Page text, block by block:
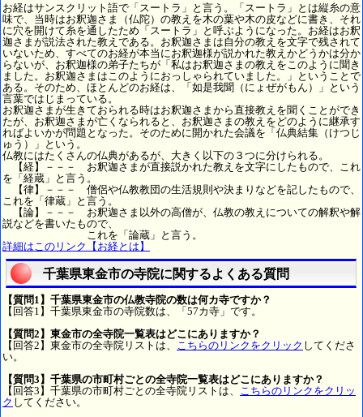
お経はサンスクリット語で「スートラ」と言う。「スートラ」とは縦糸の意
味で、当時はお釈迦さま（仏陀）の教えを木の葉や木の皮などに書き、それ
に穴を開けて糸を通したため「スートラ」と呼ぶようになった。お経はお釈
迦さまが説法された教えである。お釈迦さまは自分の教えを文字で残されて
いないため、すべてのお経が本当にお釈迦様が説かれた教えかどうかは分か
らないが、お釈迦様の弟子たちが「私はお釈迦さまの教えをこのように聞き
ました。お釈迦さまはこのようにおっしゃられていました。」ということで
ある。そのため、ほとんどのお経は、「如是我聞（にょぜがもん）」という
言葉ではじまっている。
お釈迦さまが生きておられる時はお釈迦さまから直接教えを聞くことができ
たが、お釈迦さまが亡くなられると、お釈迦さまの教えをどのように継承す
ればよいかが問題となった。そのために開かれた会議を「仏典結集（けつじ
ゅう）」という。
仏教にはたくさんの仏典があるが、大きく以下の３つに分けられる。
【経】－－－ お釈迦さまが直接説かれた教えを文字にしたもので、これ
を「経蔵」と言う。
【律】－－－ 僧侶や仏教教団の生活規則や決まりなどを記したもので、
これを「律蔵」と言う。
【論】－－－ お釈迦さま以外の高僧が、仏教の教えについての解釈や解
説などを書いたもので、
これを「論蔵」と言う。
詳細はこのリンク【お経とは】
千葉県東金市の寺院に関するよくある質問
【質問1】千葉県東金市の仏教寺院の数は何カ寺ですか？
【回答1】千葉県東金市の寺院数は、「57カ寺」です。
【質問2】東金市の全寺院一覧表はどこにありますか？
【回答2】東金市の全寺院リストは、
こちらのリンクをクリック してくださ
い。
【質問3】千葉県の市町村ごとの全寺院一覧表はどこにありますか？
【回答3】千葉県の市町村ごとの全寺院リストは、
こちらのリンクをクリッ
ク してください。